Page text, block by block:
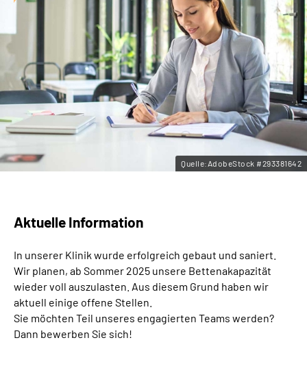
Leichte Sprache
Gebärdensprache
Quelle:AdobeStock #293381642
Aktuelle Information
In unserer Klinik wurde erfolgreich gebaut und saniert.
Wir planen, ab Sommer 2025 unsere Bettenakapazität
wieder voll auszulasten. Aus diesem Grund haben wir
aktuell einige offene Stellen.
Sie möchten Teil unseres engagierten Teams werden?
Dann bewerben Sie sich!